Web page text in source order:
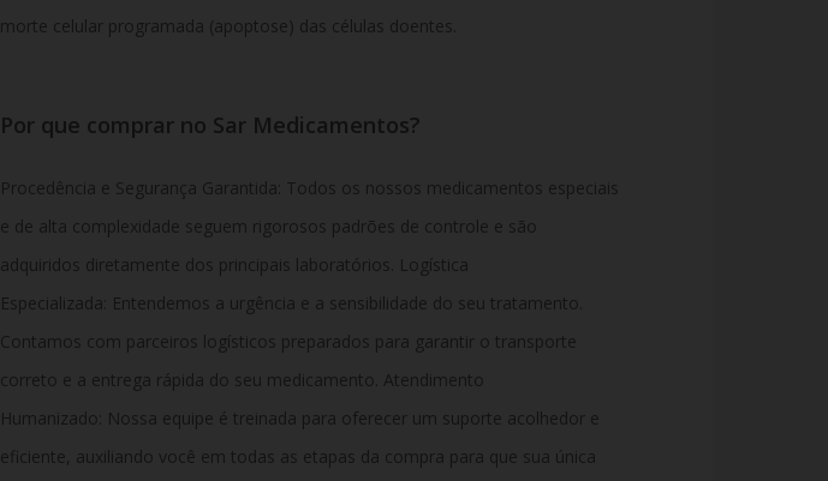
morte celular programada (apoptose) das células doentes.
Por que comprar no Sar Medicamentos?
Procedência e Segurança Garantida: Todos os nossos medicamentos especiais
e de alta complexidade seguem rigorosos padrões de controle e são
adquiridos diretamente dos principais laboratórios. Logística
Especializada: Entendemos a urgência e a sensibilidade do seu tratamento.
Contamos com parceiros logísticos preparados para garantir o transporte
correto e a entrega rápida do seu medicamento. Atendimento
Humanizado: Nossa equipe é treinada para oferecer um suporte acolhedor e
eficiente, auxiliando você em todas as etapas da compra para que sua única